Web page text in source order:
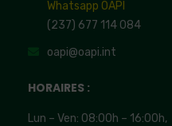
Whatsapp OAPI
(237) 677 114 084
oapi@oapi.int
HORAIRES :
Lun – Ven: 08:00h – 16:00h,